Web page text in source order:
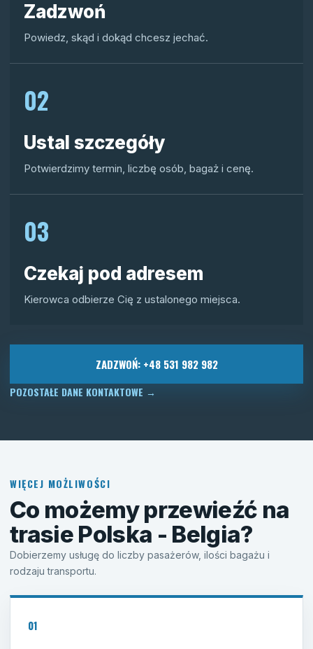
Zadzwoń
Powiedz, skąd i dokąd chcesz jechać.
02
Ustal szczegóły
Potwierdzimy termin, liczbę osób, bagaż i cenę.
03
Czekaj pod adresem
Kierowca odbierze Cię z ustalonego miejsca.
ZADZWOŃ: +48 531 982 982
POZOSTAŁE DANE KONTAKTOWE →
WIĘCEJ MOŻLIWOŚCI
Co możemy przewieźć na
trasie Polska - Belgia?
Dobierzemy usługę do liczby pasażerów, ilości bagażu i
rodzaju transportu.
01